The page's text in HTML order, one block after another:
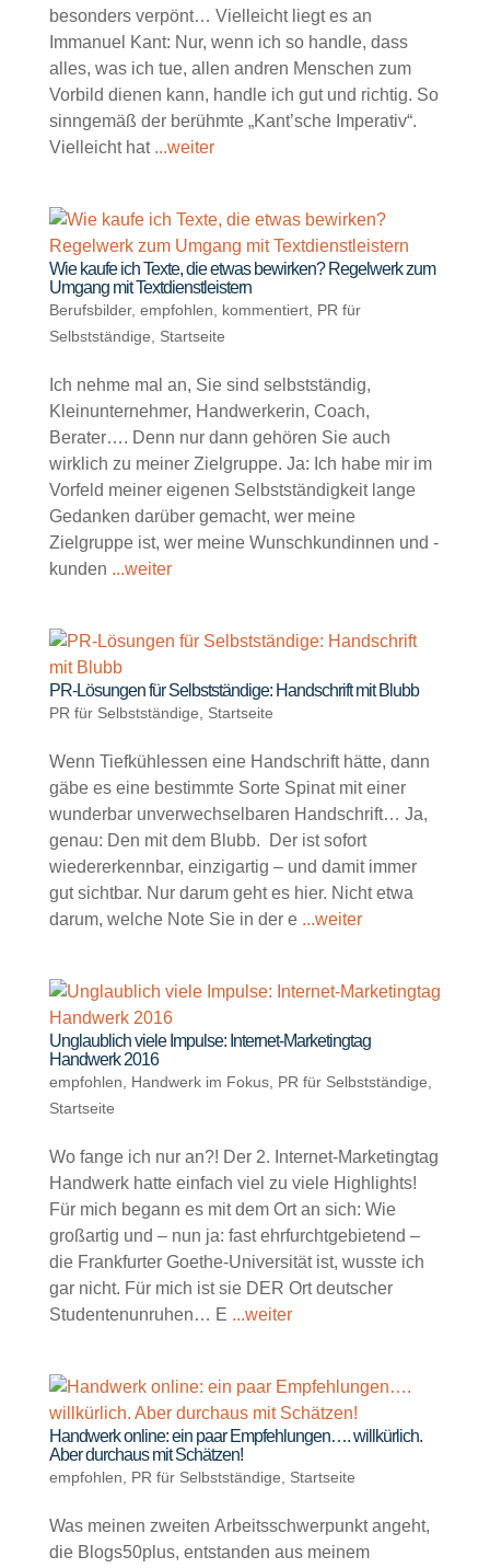
besonders verpönt… Vielleicht liegt es an
Immanuel Kant: Nur, wenn ich so handle, dass
alles, was ich tue, allen andren Menschen zum
Vorbild dienen kann, handle ich gut und richtig. So
sinngemäß der berühmte „Kant’sche Imperativ“.
Vielleicht hat ...weiter
Wie kaufe ich Texte, die etwas bewirken? Regelwerk zum
Umgang mit Textdienstleistern
Berufsbilder, empfohlen kommentiert, PR für
Selbstständige
Startseite
Ich nehme mal an, Sie sind selbstständig,
Kleinunternehmer, Handwerkerin, Coach,
Berater…. Denn nur dann gehören Sie auch
wirklich zu meiner Zielgruppe. Ja: Ich habe mir im
Vorfeld meiner eigenen Selbstständigkeit lange
Gedanken darüber gemacht, wer meine
Zielgruppe ist, wer meine Wunschkundinnen und -
kunden ...weiter
PR-Lösungen für Selbstständige: Handschrift mit Blubb
PR für Selbstständige Startseite
Wenn Tiefkühlessen eine Handschrift hätte, dann
gäbe es eine bestimmte Sorte Spinat mit einer
wunderbar unverwechselbaren Handschrift… Ja,
genau: Den mit dem Blubb. Der ist sofort
wiedererkennbar, einzigartig – und damit immer
gut sichtbar. Nur darum geht es hier. Nicht etwa
darum, welche Note Sie in der e ...weiter
Unglaublich viele Impulse: Internet-Marketingtag
Handwerk 2016
empfohlen Handwerk im Fokus, PR für Selbstständige
Startseite
Wo fange ich nur an?! Der 2. Internet-Marketingtag
Handwerk hatte einfach viel zu viele Highlights!
Für mich begann es mit dem Ort an sich: Wie
großartig und – nun ja: fast ehrfurchtgebietend –
die Frankfurter Goethe-Universität ist, wusste ich
gar nicht. Für mich ist sie DER Ort deutscher
Studentenunruhen… E ...weiter
Handwerk online: ein paar Empfehlungen…. willkürlich.
Aber durchaus mit Schätzen!
empfohlen PR für Selbstständige Startseite
Was meinen zweiten Arbeitsschwerpunkt angeht,
die Blogs50plus, entstanden aus meinem